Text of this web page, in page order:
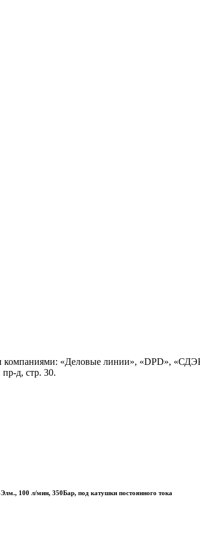
компаниями: «Деловые линии», «DPD»,
д, стр. 30.
100 л/мин, 350Бар, под катушки постоянного тока